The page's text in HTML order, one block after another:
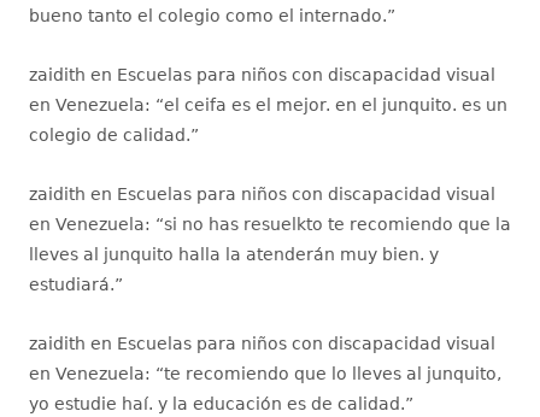
bueno tanto el colegio como el internado.”
zaidith en Escuelas para niños con discapacidad visual
en Venezuela: “el ceifa es el mejor. en el junquito. es un
colegio de calidad.”
zaidith en Escuelas para niños con discapacidad visual
en Venezuela: “si no has resuelkto te recomiendo que la
lleves al junquito halla la atenderán muy bien. y
estudiará.”
zaidith en Escuelas para niños con discapacidad visual
en Venezuela: “te recomiendo que lo lleves al junquito,
yo estudie haí. y la educación es de calidad.”